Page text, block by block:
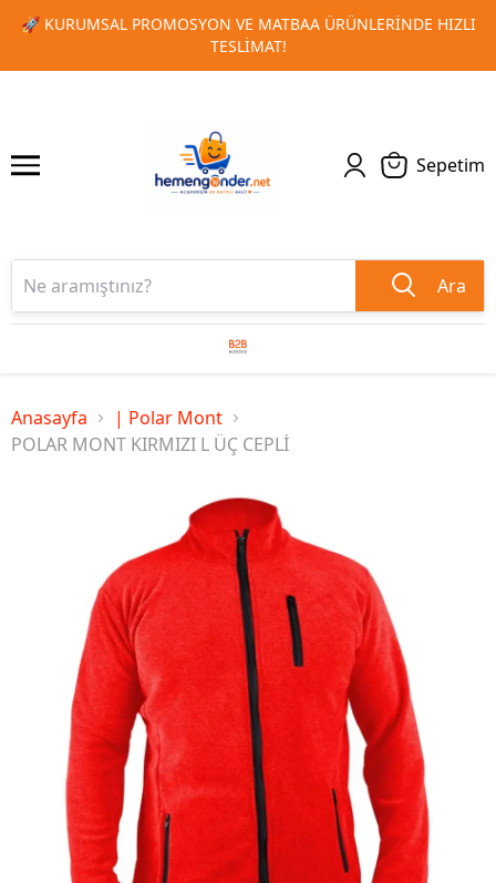
🎁 TOPLU SIPARIŞLERINIZDE ÖZEL İNDIRIM FIRSATLARINI
KAÇIRMAYIN!
1 2
Sepetim
Ara
Anasayfa
| Polar Mont
POLAR MONT KIRMIZI L ÜÇ CEPLİ